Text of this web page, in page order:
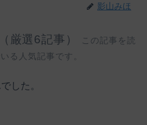
影山みほ
厳選6記事）
この記事を読
る人気記事です。
した。